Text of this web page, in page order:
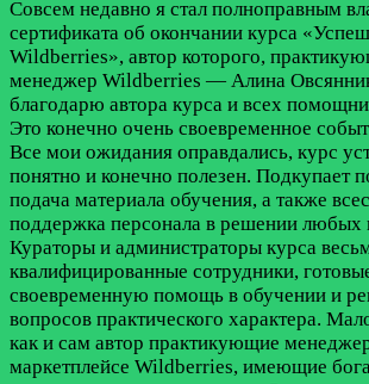
Совсем недавно я стал полноправным
сертификата об окончании курса
Wildberries», автор которого,
менеджер Wildberries — Алина
благодарю автора курса и всех
Это конечно очень своевременное
Все мои ожидания оправдались, курс
понятно и конечно полезен. Подкупает
подача материала обучения, а также
поддержка персонала в решении любых
Кураторы и администраторы курса
квалифицированные сотрудники,
своевременную помощь в обучении и
вопросов практического характера.
как и сам автор практикующие
маркетплейсе Wildberries, имеющие